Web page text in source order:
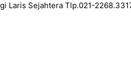
Laris Sejahtera Tlp.021-